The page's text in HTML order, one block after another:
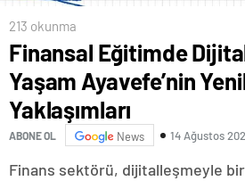
213 okunma
Finansal Eğitimde
Yaşam Ayavefe’nin
Yaklaşımları
ABONE OL News 14 Ağustos
Finans sektörü, dijitalleşmeyle